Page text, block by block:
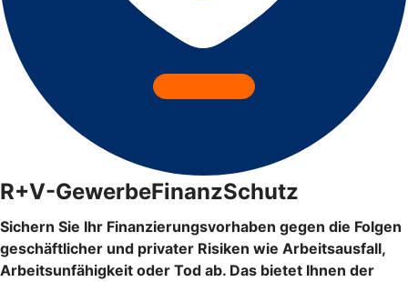
R+V-GewerbeFinanzSchutz
Sichern Sie Ihr Finanzierungsvorhaben gegen die Folgen
geschäftlicher und privater Risiken wie Arbeitsausfall,
Arbeitsunfähigkeit oder Tod ab. Das bietet Ihnen der